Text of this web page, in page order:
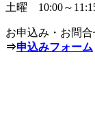
土曜 10:00～
お申込み・お問
⇒申込みフォーム